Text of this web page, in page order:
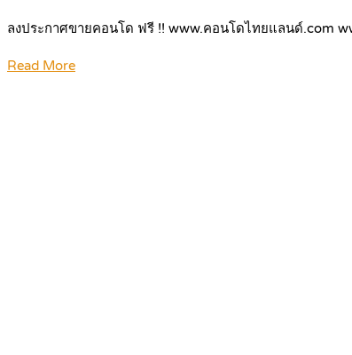
ลงประกาศขายคอนโด ฟรี !! www.คอนโดไทยแลนด์.com
Read More